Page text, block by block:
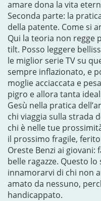
amare dona la vita
Seconda parte: la
della patente. Come si
Qui la teoria non regge
tilt. Posso leggere
le miglior serie TV su
sempre inflazionato, e
moglie acciaccata e
pigro e allora tanta
Gesù nella pratica
chi viaggia sulla strada
chi è nelle tue
il prossimo fragile,
Oreste Benzi ai
belle ragazze. Questo
innamorarvi di chi non
amato da nessuno,
handicappato.